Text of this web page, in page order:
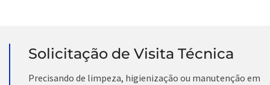
Solicitação de Visita Técnica
Precisando de limpeza, higienização ou manutenção em